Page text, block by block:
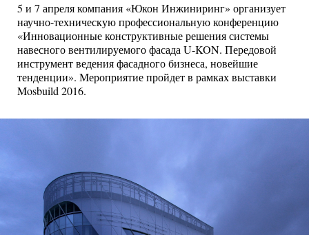
5 и 7 апреля компания «Юкон Инжиниринг» организует
научно-техническую профессиональную конференцию
«Инновационные конструктивные решения системы
навесного вентилируемого фасада U-KON. Передовой
инструмент ведения фасадного бизнеса, новейшие
тенденции». Мероприятие пройдет в рамках выставки
Mosbuild 2016.